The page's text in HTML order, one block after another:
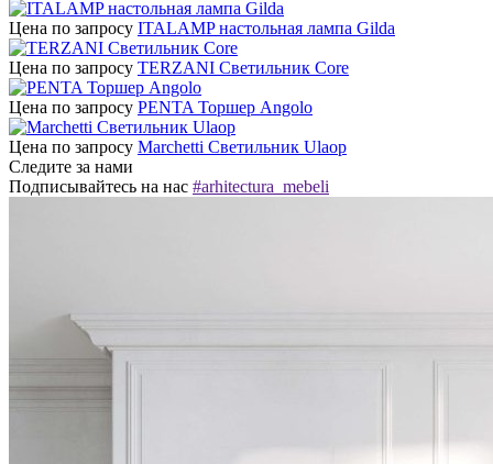
Цена по запросу ITALAMP настольная лампа Gilda
Цена по запросу TERZANI Светильник Core
Цена по запросу PENTA Торшер Angolo
Цена по запросу Marchetti Светильник Ulaop
Следите за нами
Подписывайтесь на нас #arhitectura_mebeli